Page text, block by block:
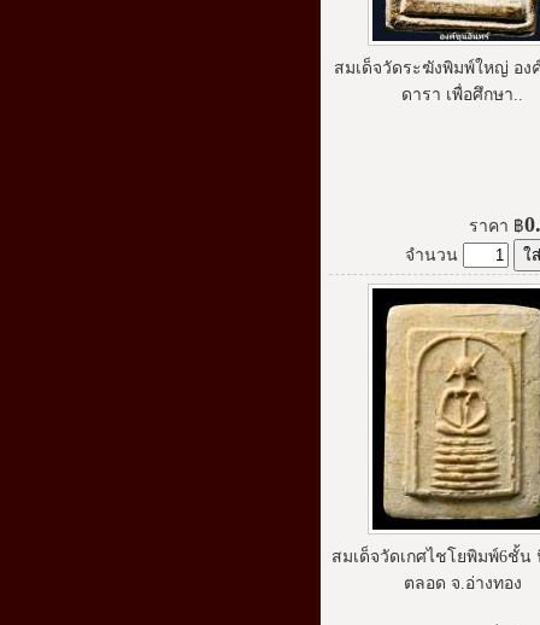
สมเด็จวัดระฆังพิมพ์ใหญ่ อง
ดารา เพื่อศึกษา..
ราคา ฿
จำนวน
สมเด็จวัดเกศไชโยพิมพ์6ชั้น
ตลอด จ.อ่างทอง